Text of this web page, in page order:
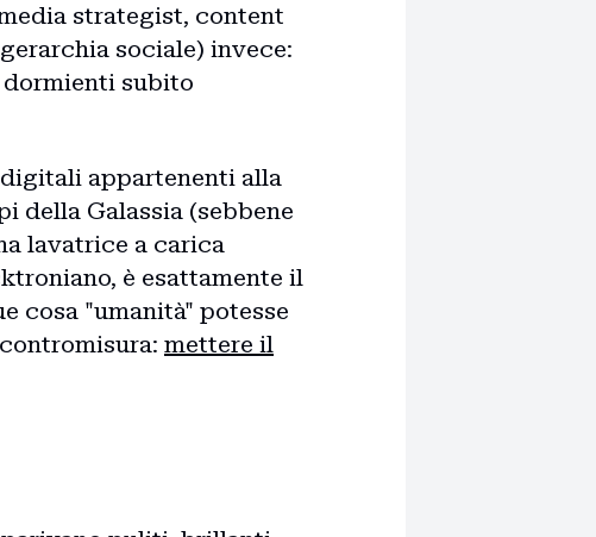
strategist, content
sociale) invece:
subito
appartenenti alla
della Galassia (sebbene
lavatrice a carica
è esattamente il
cosa "umanità" potesse
mettere il